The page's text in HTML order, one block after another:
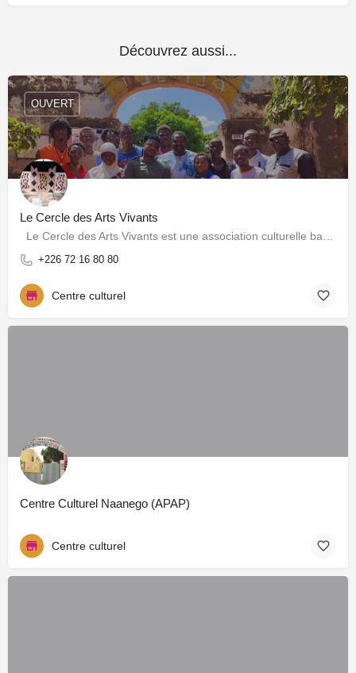
Découvrez aussi...
Le Cercle des Arts Vivants
+226 72 16 80 80
OUVERT
Centre culturel
Centre Culturel Naanego (APAP)
Centre culturel